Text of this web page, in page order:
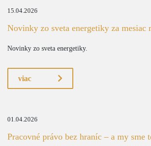
15.04.2026
Novinky zo sveta energetiky za mesiac
Novinky zo sveta energetiky.
viac
01.04.2026
Pracovné právo bez hraníc – a my sme